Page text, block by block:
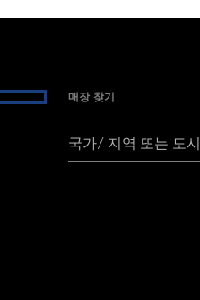
매장 찾기
국가/ 지역 또는 도시